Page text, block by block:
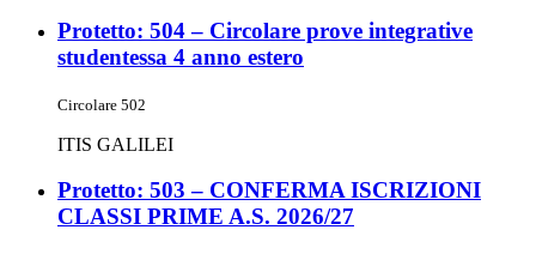
Protetto: 504 – Circolare prove integrative
studentessa 4 anno estero
Circolare 502
ITIS GALILEI
Protetto: 503 – CONFERMA ISCRIZIONI
CLASSI PRIME A.S. 2026/27